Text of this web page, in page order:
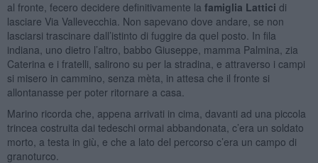
al fronte, fecero decidere definitivamente la famiglia Lattici di
lasciare Via Vallevecchia. Non sapevano dove andare, se non
lasciarsi trascinare dall’istinto di fuggire da quel posto. In fila
indiana, uno dietro l’altro, babbo Giuseppe, mamma Palmina, zia
Caterina e i fratelli, salirono su per la stradina, e attraverso i campi
si misero in cammino, senza mèta, in attesa che il fronte si
allontanasse per poter ritornare a casa.
Marino ricorda che, appena arrivati in cima, davanti ad una piccola
trincea costruita dai tedeschi ormai abbandonata, c’era un soldato
morto, a testa in giù, e che a lato del percorso c’era un campo di
granoturco.